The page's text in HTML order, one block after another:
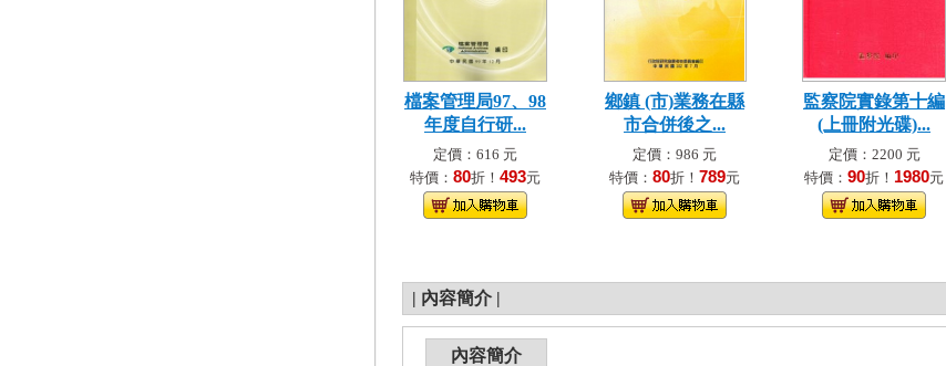
檔案管理局97、98
年度自行研...
定價：616 元
特價： 80折！ 493元
鄉鎮 (市)業務在縣
市合併後之...
定價：986 元
特價： 80折！ 789元
監察院實錄第十編
(上冊附光碟)...
定價：2200 元
特價： 90折！ 1980元
| 內容簡介 |
內容簡介